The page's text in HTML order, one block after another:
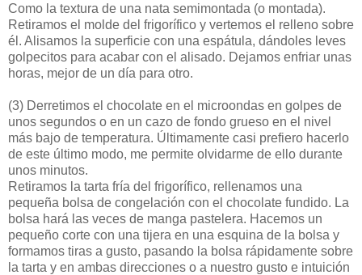
Como la textura de una nata semimontada (o montada).
Retiramos el molde del frigorífico y vertemos el relleno sobre
él. Alisamos la superficie con una espátula, dándoles leves
golpecitos para acabar con el alisado. Dejamos enfriar unas
horas, mejor de un día para otro.
(3) Derretimos el chocolate en el microondas en golpes de
unos segundos o en un cazo de fondo grueso en el nivel
más bajo de temperatura. Últimamente casi prefiero hacerlo
de este último modo, me permite olvidarme de ello durante
unos minutos.
Retiramos la tarta fría del frigorífico, rellenamos una
pequeña bolsa de congelación con el chocolate fundido. La
bolsa hará las veces de manga pastelera. Hacemos un
pequeño corte con una tijera en una esquina de la bolsa y
formamos tiras a gusto, pasando la bolsa rápidamente sobre
la tarta y en ambas direcciones o a nuestro gusto e intuición